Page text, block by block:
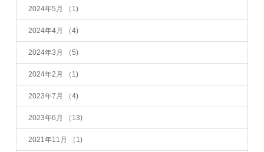
2024年5月 （1)
2024年4月 （4)
2024年3月 （5)
2024年2月 （1)
2023年7月 （4)
2023年6月 （13)
2021年11月 （1)